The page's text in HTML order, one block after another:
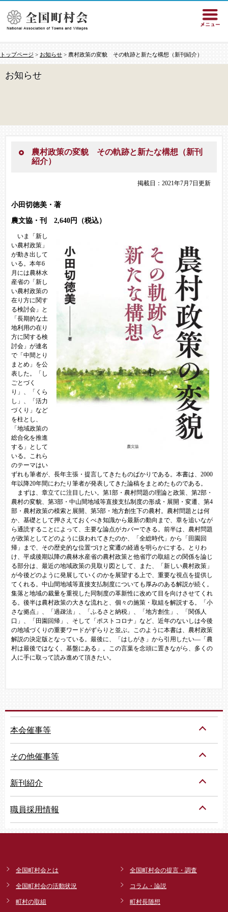
トップページ > お知らせ > 農村政策の変貌 その軌跡と新たな構想（新刊紹介）
お知らせ
農村政策の変貌 その軌跡と新たな構想（新刊
紹介）
掲載日：2021年7月7日更新
小田切徳美・著
農文協・刊 2,640円（税込）
いま「新し
い農村政策」
が動き出して
いる。本年6
月には農林水
産省の「新し
い農村政策の
在り方に関す
る検討会」と
「長期的な土
地利用の在り
方に関する検
討会」が連名
で「中間とり
まとめ」を公
表した。「し
ごとづく
り」、「くら
し」、「活力
づくり」など
を柱とし、
「地域政策の
総合化を推進
する」として
いる。これら
のテーマはい
ずれも筆者が、長年主張・提言してきたものばかりである。本書は、2000
年以降20年間にわたり筆者が発表してきた論稿をまとめたものである。
まずは、章立てに注目したい。第1部・農村問題の理論と政策、第2部・
農村の変貌、第3部・中山間地域等直接支払制度の形成・展開・変遷、第4
部・農村政策の模索と展開、第5部・地方創生下の農村。農村問題とは何
か、基礎として押さえておくべき知識から最新の動向まで、章を追いなが
ら通読することによって、主要な論点がカバーできる。前半は、農村問題
が政策としてどのように扱われてきたのか、「全総時代」から「田園回
帰」まで、その歴史的な位置づけと変遷の経過を明らかにする。とりわ
け、平成後期以降の農林水産省の農村政策と他省庁の取組との関係を論じ
る部分は、最近の地域政策の見取り図として、また、「新しい農村政策」
が今後どのように発展していくのかを展望する上で、重要な視点を提供し
てくれる。中山間地域等直接支払制度についても厚みのある解説が続く。
集落と地域の裁量を重視した同制度の革新性に改めて目を向けさせてくれ
る。後半は農村政策の大きな流れと、個々の施策・取組を解説する。「小
さな拠点」、「過疎法」、「ふるさと納税」、「地方創生」、「関係人
口」、「田園回帰」、そして「ポストコロナ」など、近年のないしは今後
の地域づくりの重要ワードがずらりと並ぶ。このように本書は、農村政策
解説の決定版となっている。最後に、「はしがき」から引用したい―「農
村は最後ではなく、基盤にある」。この言葉を念頭に置きながら、多くの
人に手に取って読み進めて頂きたい。
本会催事等
その他催事等
新刊紹介
職員採用情報
全国町村会とは
全国町村会の活動状況
町村の取組
全国町村会の提言・調査
コラム・論説
町村長随想